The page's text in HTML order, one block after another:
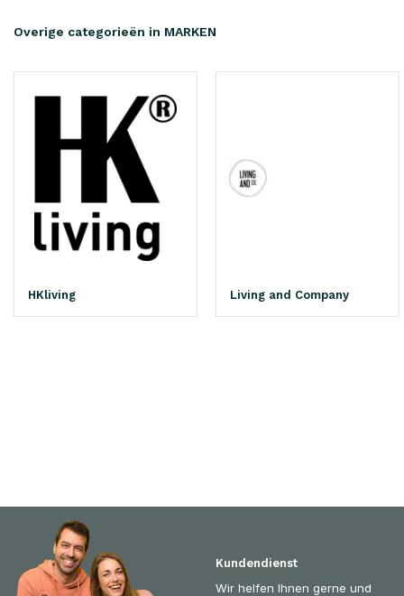
Overige categorieën in MARKEN
HKliving Living and Company
Kundendienst
Wir helfen Ihnen gerne und